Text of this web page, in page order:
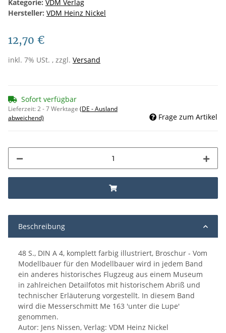
Kategorie: VDM Verlag
Hersteller: VDM Heinz Nickel
12,70 €
inkl. 7% USt. , zzgl. Versand
Sofort verfügbar
Lieferzeit:2 - 7 Werktage (DE - Ausland
abweichend)
Frage zum Artikel
Beschreibung
48 S., DIN A 4, komplett farbig illustriert, Broschur - Vom
Modellbauer für den Modellbauer wird in jedem Band
ein anderes historisches Flugzeug aus einem Museum
in zahlreichen Detailfotos mit historischem Abriß und
technischer Erläuterung vorgestellt. In diesem Band
wird die Messerschmitt Me 163 'unter die Lupe'
genommen.
Autor: Jens Nissen, Verlag: VDM Heinz Nickel